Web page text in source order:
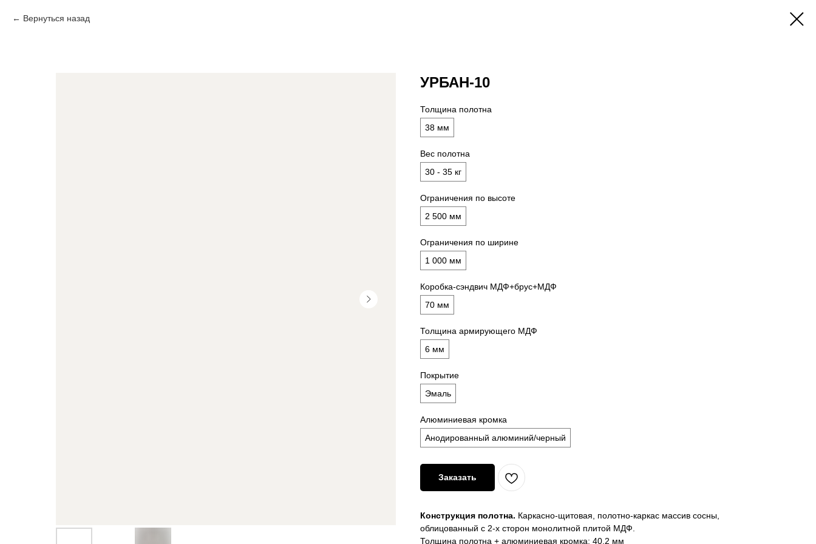
Вернуться назад
УРБАН-10
Толщина полотна
38 мм
Вес полотна
30 - 35 кг
Ограничения по высоте
2 500 мм
Ограничения по ширине
1 000 мм
Коробка-сэндвич МДФ+брус+МДФ
70 мм
Толщина армирующего МДФ
6 мм
Покрытие
Эмаль
Алюминиевая кромка
Анодированный алюминий/черный
Заказать
Конструкция полотна. Каркасно-щитовая, полотно-каркас массив сосны,
облицованный с 2-х сторон монолитной плитой МДФ.
Толщина полотна + алюминиевая кромка: 40,2 мм